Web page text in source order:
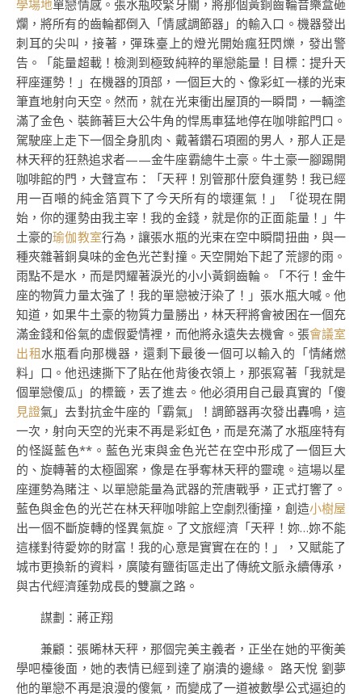
學場地單戀情感。張水瓶咬緊牙關，將那個黃銅齒輪音樂盒砸
爛，將所有的齒輪都倒入「情感調節器」的輸入口。機器發出
刺耳的尖叫，接著，彈珠臺上的燈光開始瘋狂閃爍，發出警
告。「能量超載！檢測到極致純粹的單戀能量！目標：提升天
秤座運勢！」在機器的頂部，一個巨大的、像彩虹一樣的光束
筆直地射向天空。然而，就在光束衝出屋頂的一瞬間，一輛塗
滿了金色、裝飾著巨大公牛角的悍馬車猛地停在咖啡館門口。
駕駛座上走下一個全身肌肉、戴著鑽石項圈的男人，那人正是
林天秤的狂熱追求者——金牛座霸總牛土豪。牛土豪一腳踢開
咖啡館的門，大聲宣布：「天秤！別管那什麼負運勢！我已經
用一百噸的純金箔買下了今天所有的壞運氣！」「從現在開
始，你的運勢由我主宰！我的金錢，就是你的正面能量！」牛
土豪的瑜伽教室行為，讓張水瓶的光束在空中瞬間扭曲，與一
種夾雜著銅臭味的金色光芒對撞。天空開始下起了荒謬的雨。
雨點不是水，而是閃耀著淚光的小小黃銅齒輪。「不行！金牛
座的物質力量太強了！我的單戀被汙染了！」張水瓶大喊。他
知道，如果牛土豪的物質力量勝出，林天秤將會被困在一個充
滿金錢和俗氣的虛假愛情裡，而他將永遠失去機會。張會議室
出租水瓶看向那機器，還剩下最後一個可以輸入的「情緒燃
料」口。他迅速撕下了貼在他背後衣領上，那張寫著「我就是
個單戀傻瓜」的標籤，丟了進去。他必須用自己最真實的「傻
見證氣」去對抗金牛座的「霸氣」！調節器再次發出轟鳴，這
一次，射向天空的光束不再是彩虹色，而是充滿了水瓶座特有
的怪誕藍色**。藍色光束與金色光芒在空中形成了一個巨大
的、旋轉著的太極圖案，像是在爭奪林天秤的靈魂。這場以星
座運勢為賭注、以單戀能量為武器的荒唐戰爭，正式打響了。
藍色與金色的光芒在林天秤咖啡館上空劇烈衝撞，創造小樹屋
出一個不斷旋轉的怪異氣旋。了文旅經濟「天秤！妳…妳不能
這樣對待愛妳的財富！我的心意是實實在在的！」，又賦能了
城市更換新的資料，廣陵有鹽街區走出了傳統文脈永續傳承，
與古代經濟蓬勃成長的雙贏之路。
謀劃：蔣正翔
兼顧：張晞林天秤，那個完美主義者，正坐在她的平衡美
學吧檯後面，她的表情已經到達了崩潰的邊緣。 路天悅 劉夢
他的單戀不再是浪漫的傻氣，而變成了一道被數學公式逼迫的